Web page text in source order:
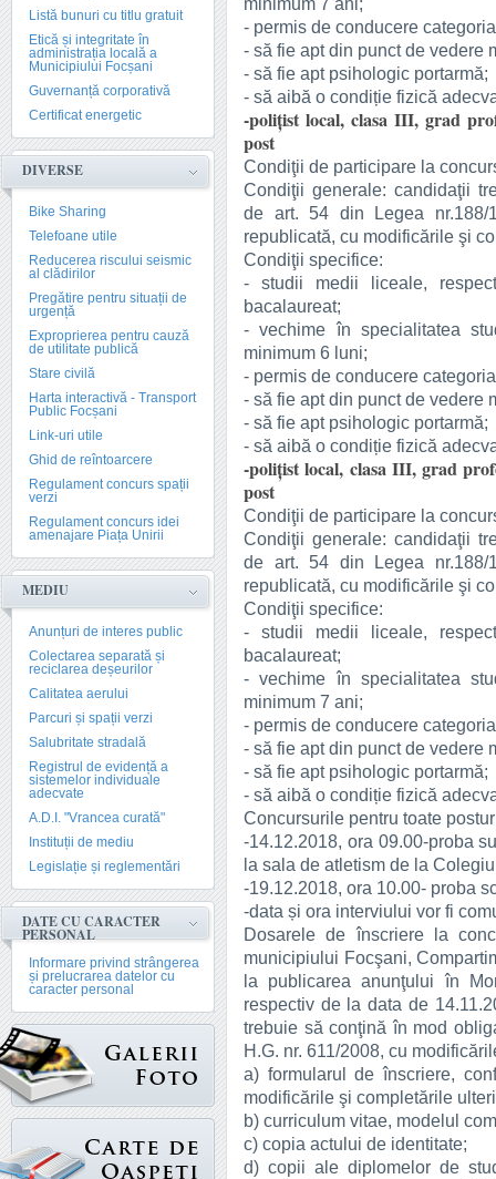
Listă bunuri cu titlu gratuit
Etică și integritate în
administrația locală a
Municipiului Focșani
Guvernanță corporativă
Certificat energetic
DIVERSE
Bike Sharing
Telefoane utile
Reducerea riscului seismic
al clădirilor
Pregătire pentru situații de
urgență
Exproprierea pentru cauză
de utilitate publică
Stare civilă
Harta interactivă - Transport
Public Focșani
Link-uri utile
Ghid de reîntoarcere
Regulament concurs spații
verzi
Regulament concurs idei
amenajare Piața Unirii
MEDIU
Anunțuri de interes public
Colectarea separată și
reciclarea deșeurilor
Calitatea aerului
Parcuri și spații verzi
Salubritate stradală
Registrul de evidență a
sistemelor individuale
adecvate
A.D.I. "Vrancea curată"
Instituții de mediu
Legislație și reglementări
DATE CU CARACTER
PERSONAL
Informare privind strângerea
și prelucrarea datelor cu
caracter personal
- permis de conducere
- să fie apt din punct de vedere
- să fie apt psihologic portarmă;
- să aibă o condiție fizică
-poliţist local, clasa III, grad
post
Condiţii de participare la
Condiţii generale: candidaţii
de art. 54 din Legea nr.188/
republicată, cu modificările şi
Condiţii specifice:
- studii medii liceale,
bacalaureat;
- vechime în specialitatea
minimum 6 luni;
- permis de conducere
- să fie apt din punct de vedere
- să fie apt psihologic portarmă;
- să aibă o condiție fizică
-poliţist local, clasa III, grad
post
Condiţii de participare la
Condiţii generale: candidaţii
de art. 54 din Legea nr.188/
republicată, cu modificările şi
Condiţii specifice:
- studii medii liceale,
bacalaureat;
- vechime în specialitatea
minimum 7 ani;
- permis de conducere
- să fie apt din punct de vedere
- să fie apt psihologic portarmă;
- să aibă o condiție fizică
Concursurile pentru toate
-14.12.2018, ora 09.00-proba
la sala de atletism de la
-19.12.2018, ora 10.00- proba
-data și ora interviului vor fi
Dosarele de înscriere la
municipiului Focşani,
la publicarea anunţului în
respectiv de la data de
trebuie să conţină în mod
H.G. nr. 611/2008, cu
a) formularul de înscriere,
modificările şi completările
b) curriculum vitae, modelul
c) copia actului de identitate;
d) copii ale diplomelor de